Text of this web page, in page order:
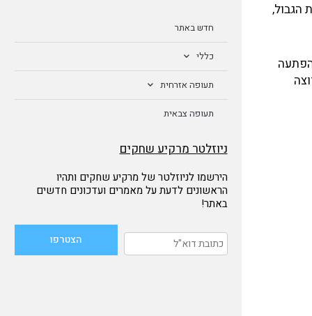
מהר.כשחצה את הגבול,
חדש באתר
כללי
תעופה אזרחית
תעופה צבאית
ניוזלטר מרקיע שחקים
הירשמו לניוזלטר של מרקיע שחקים ותהיו
הראשונים לדעת על מאמרים ועדכונים חדשים
באתר!